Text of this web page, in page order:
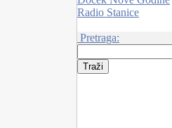
Radio Stanice
Pretraga: